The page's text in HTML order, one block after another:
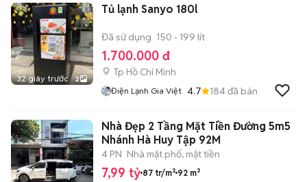
32 giây trước 2
Tủ lạnh Sanyo 180l
Đã sử dụng 150 - 199 lít
1.700.000 đ
Tp Hồ Chí Minh
Điện Lạnh Gia Việt 4.7 184đã bán
Nhà Đẹp 2 Tầng Mặt Tiền Đường 5m5
Nhánh Hà Huy Tập 92M
4 PN Nhà mặt phố, mặt tiền
7,99 tỷ 87 tr/m² 92 m²